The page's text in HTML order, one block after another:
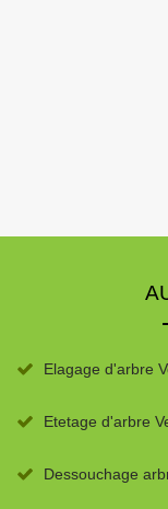
Elagage d'arbre
Etetage d'arbre
Dessouchage